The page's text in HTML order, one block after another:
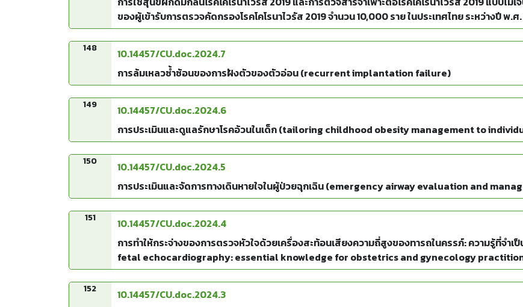
ของผู้เข้ารับการตรวจคัดกรองโรคโคโรนาไวรัส 2019 จำนวน 10,000 ราย ในประเทศไทย ระหว่างปี
Coronavirus 2019 (COVID-19) and non-invasive sweat test devices for screening 10,000
148 10.14457/CU.doc.2024.7
การล้มเหลวซ้ำซ้อนของการฝังตัวของตัวอ่อน (recurrent implantation failure)
149 10.14457/CU.doc.2024.6
การประเมินและดูแลรักษาโรคอ้วนในเด็ก (tailoring childhood obesity management to
150 10.14457/CU.doc.2024.5
การประเมินและจัดการทางเดินหายใจในผู้ป่วยฉุกเฉิน (emergency airway evaluation and
151 10.14457/CU.doc.2024.4
การทำให้กระจ่างของการตรวจหัวใจด้วยเครื่องสะท้อนเสียงความถี่สูงของทารถในครรภ์: ความรู้ที่
fetal echocardiography: essential knowledge for obstetrics and gynecology
152 10.14457/CU.doc.2024.3